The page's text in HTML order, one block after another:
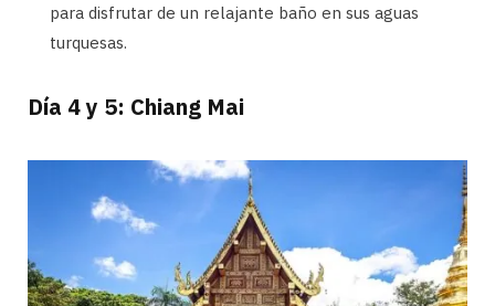
para disfrutar de un relajante baño en sus aguas
turquesas.
Día 4 y 5: Chiang Mai